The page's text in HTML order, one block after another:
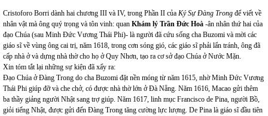
Cristoforo Borri dành hai chương III và IV, trong Phần II của Ký Sự Đàng Trong để viết về
nhân vật mà ông quý trọng và tôn vinh: quan Khám lý Trần Đức Hoà -ân nhân thứ hai của
đạo Chúa (sau Minh Đức Vương Thái Phi)- là người đã cứu sống cha Buzomi và mời các
giáo sĩ về vùng ông cai trị, năm 1618, trong cơn sóng gió, các giáo sĩ phải lẩn tránh, ông đã
cấp nhà ở và dựng nhà thờ cho họ ở Quy Nhơn, tạo ra cơ sở đạo Chúa ở Nước Mặn.
Xin tóm tắt lại những sự kiện đã xẩy ra:
Đạo Chúa ở Đàng Trong do cha Buzomi đặt nền móng từ năm 1615, nhờ Minh Đức Vương
Thái Phi giúp đỡ và che chở, có được nhà thờ lớn ở Đà Nẵng. Năm 1616, Macao gửi thêm
ba thầy giảng người Nhật sang trợ giúp. Năm 1617, linh mục Francisco de Pina, người Bồ,
giỏi tiếng Nhật, được gửi đến Đàng Trong tăng cường lực lượng. De Pina là giáo sĩ đầu tiên